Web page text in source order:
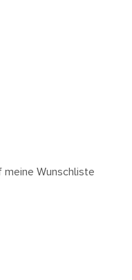
meine Wunschliste